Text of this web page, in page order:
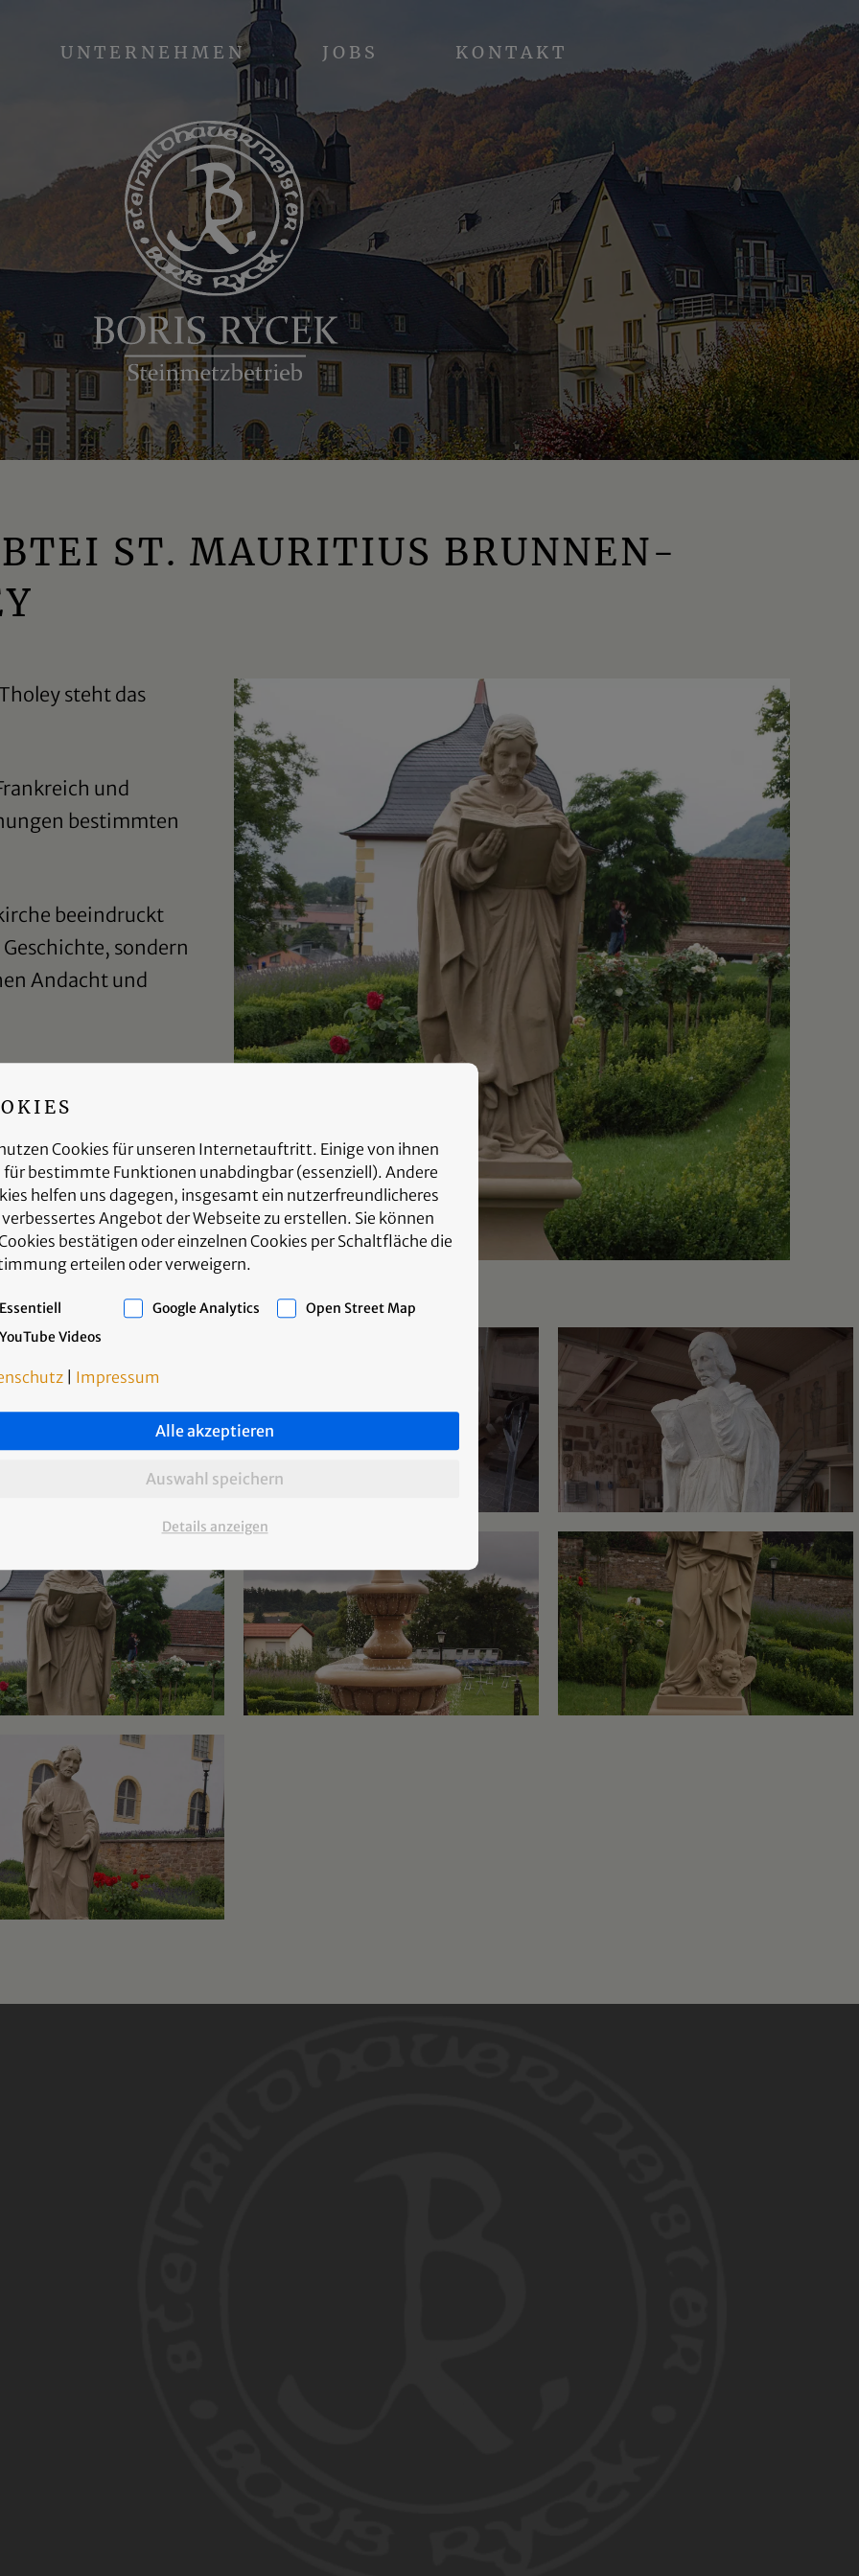
UNTERNEHMEN JOBS KONTAKT
ST. MAURITIUS BRUNNEN­
steht das
und
bestimmten
beeindruckt
sondern
Andacht und
und auch
ausgestattet.
Cookies für unseren Internetauftritt. Einige von ihnen
für bestimmte Funktionen unabdingbar (essenziell). Andere
helfen uns dagegen, insgesamt ein nutzerfreundlicheres
Angebot der Webseite zu erstellen. Sie können
bestätigen oder einzelnen Cookies per Schaltfläche die
erteilen oder verweigern.
Essentiell Google Analytics
Open Street Map
YouTube Videos
Impressum
Alle akzeptieren
Auswahl speichern
Details anzeigen